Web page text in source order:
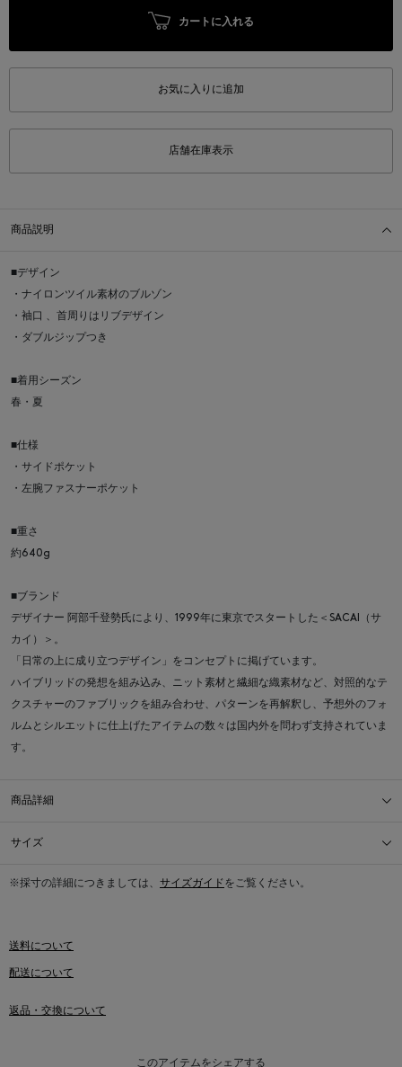
カートに入れる
お気に入りに追加
店舗在庫表示
商品説明
■デザイン
・ナイロンツイル素材のブルゾン
・袖口 、首周りはリブデザイン
・ダブルジップつき
■着用シーズン
春・夏
■仕様
・サイドポケット
・左腕ファスナーポケット
■重さ
約640g
■ブランド
デザイナー 阿部千登勢氏により、1999年に東京でスタートした＜SACAI（サ
カイ）＞。
「日常の上に成り立つデザイン」をコンセプトに掲げています。
ハイブリッドの発想を組み込み、ニット素材と繊細な織素材など、対照的なテ
クスチャーのファブリックを組み合わせ、パターンを再解釈し、予想外のフォ
ルムとシルエットに仕上げたアイテムの数々は国内外を問わず支持されていま
す。
商品詳細
サイズ
※採寸の詳細につきましては、 サイズガイドをご覧ください。
送料について
配送について
返品・交換について
このアイテムをシェアする